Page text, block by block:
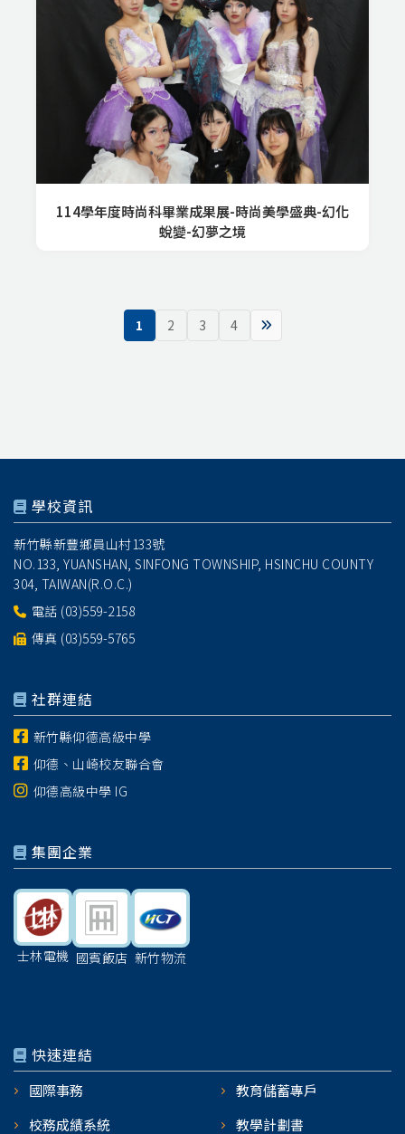
114學年度時尚科畢業成果展-時尚美學盛典-幻化
蛻變-幻夢之境
1 2 3 4
學校資訊
新竹縣新豐鄉員山村133號
NO.133, YUANSHAN, SINFONG TOWNSHIP, HSINCHU COUNTY
304, TAIWAN(R.O.C.)
電話 (03)559-2158
傳真 (03)559-5765
社群連結
新竹縣仰德高級中學
仰德、山崎校友聯合會
仰德高級中學 IG
集團企業
士林電機 國賓飯店 新竹物流
快速連結
國際事務
教育儲蓄專戶
校務成績系統
教學計劃書